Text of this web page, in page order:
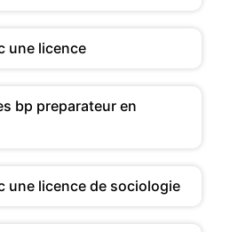
une licence
bp preparateur en
une licence de sociologie